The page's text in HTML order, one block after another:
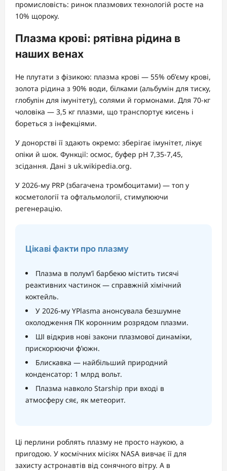
промисловість: ринок плазмових технологій росте на
10% щороку.
Плазма крові: рятівна рідина в
наших венах
Не плутати з фізикою: плазма крові — 55% об’єму крові,
золота рідина з 90% води, білками (альбумін для тиску,
глобулін для імунітету), солями й гормонами. Для 70-кг
чоловіка — 3,5 кг плазми, що транспортує кисень і
бореться з інфекціями.
У донорстві її здають окремо: зберігає імунітет, лікує
опіки й шок. Функції: осмос, буфер pH 7,35-7,45,
зсідання. Дані з uk.wikipedia.org.
У 2026-му PRP (збагачена тромбоцитами) — топ у
косметології та офтальмології, стимулюючи
регенерацію.
Цікаві факти про плазму
Плазма в полум’ї барбекю містить тисячі
реактивних частинок — справжній хімічний
коктейль.
У 2026-му YPlasma анонсувала безшумне
охолодження ПК коронним розрядом плазми.
ШІ відкрив нові закони плазмової динаміки,
прискорюючи ф’южн.
Блискавка — найбільший природний
конденсатор: 1 млрд вольт.
Плазма навколо Starship при вході в
атмосферу сяє, як метеорит.
Ці перлини роблять плазму не просто наукою, а
пригодою. У космічних місіях NASA вивчає її для
захисту астронавтів від сонячного вітру. А в